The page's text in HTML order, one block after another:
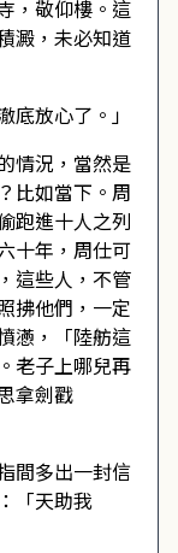
，敬仰樓。這
澱，未必知道
放心了。」
情況，當然是
比如當下。周
跑進十人之列
十年，周仕可
這些人，不管
拂他們，一定
懣，「陸舫這
老子上哪兒再
拿劍戳
間多出一封信
「天助我